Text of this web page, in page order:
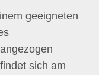
geeigneten
sich am